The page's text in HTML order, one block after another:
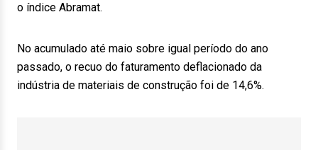
o índice Abramat.
No acumulado até maio sobre igual período do ano
passado, o recuo do faturamento deflacionado da
indústria de materiais de construção foi de 14,6%.